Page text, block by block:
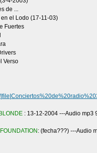
de ...
el Lodo (17-11-03)
Fuertes
Verso
: 13-12-2004 ---Audio mp3
: (fecha???) ---Audio